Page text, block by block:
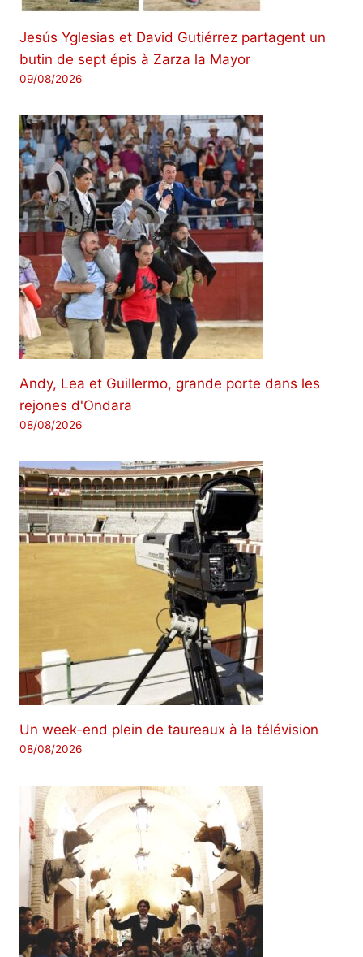
Jesús Yglesias et David Gutiérrez partagent un
butin de sept épis à Zarza la Mayor
09/08/2026
Andy, Lea et Guillermo, grande porte dans les
rejones d'Ondara
08/08/2026
Un week-end plein de taureaux à la télévision
08/08/2026